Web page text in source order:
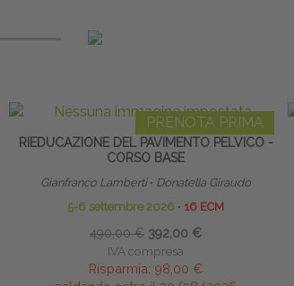
PRENOTA PRIMA
RIEDUCAZIONE DEL PAVIMENTO PELVICO -
CORSO BASE
Gianfranco Lamberti ∙ Donatella Giraudo
5-6 settembre 2026 ∙ 16 ECM
490,00 € 392,00 €
IVA compresa
Risparmia: 98,00 €